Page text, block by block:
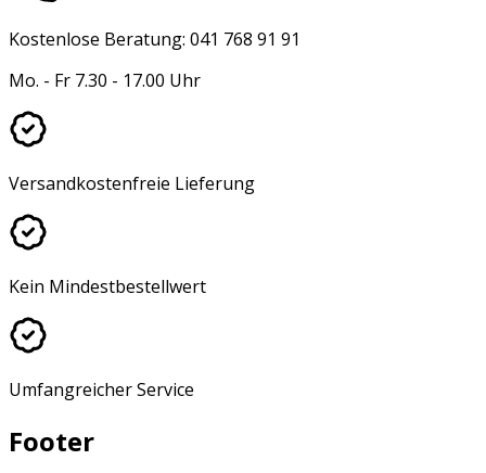
Kostenlose Beratung: 041 768 91 91
Mo. - Fr 7.30 - 17.00 Uhr
Versandkostenfreie Lieferung
Kein Mindestbestellwert
Umfangreicher Service
Footer